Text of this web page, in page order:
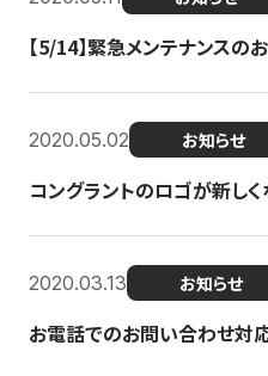
【5/14】緊急メンテナンスの
2020.05.02 お知らせ
コングラントのロゴが新しく
2020.03.13 お知らせ
お電話でのお問い合わせ対